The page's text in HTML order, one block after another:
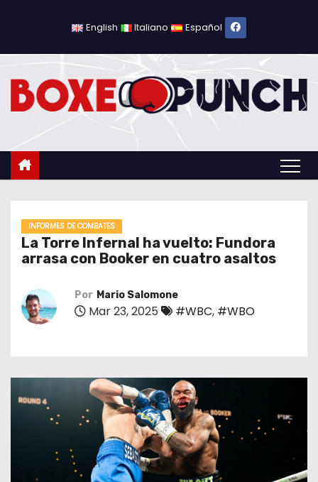
l
English Italiano Español
INFORMES DE COMBATES
La Torre Infernal ha vuelto: Fundora
arrasa con Booker en cuatro asaltos
Por Mario Salomone
Mar 23, 2025 #WBC, #WBO